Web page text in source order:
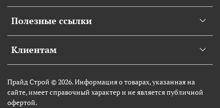
Полезные ссылки
Клиентам
Прайд Строй © 2026. Информация о товарах, указанная на
сайте, имеет справочный характер и не является публичной
офертой.